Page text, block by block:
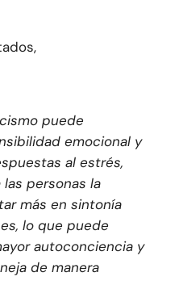
puede
emocional y
al estrés,
personas la
más en sintonía
lo que puede
autoconciencia y
de manera